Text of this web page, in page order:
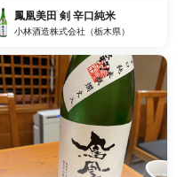
鳳凰美田 剣 辛口純米
小林酒造株式会社（栃木県）